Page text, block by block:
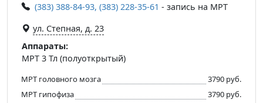
(383) 388-84-93, (383) 228-35-61 - запись на МРТ
ул. Степная, д. 23
Аппараты:
МРТ 3 Тл (полуоткрытый)
МРТ головного мозга
3790 руб.
МРТ гипофиза
3790 руб.